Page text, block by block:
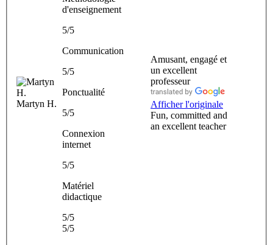
Martyn H.
d'enseignement
5/5
Communication
5/5
Ponctualité
5/5
Connexion
internet
5/5
Matériel
didactique
5/5
5/5
Amusant, engagé et
un excellent
professeur
Afficher l'originale
Fun, committed and
an excellent teacher